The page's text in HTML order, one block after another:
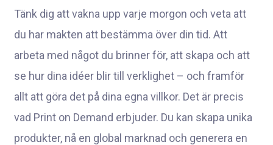
Tänk dig att vakna upp varje morgon och veta att
du har makten att bestämma över din tid. Att
arbeta med något du brinner för, att skapa och att
se hur dina idéer blir till verklighet – och framför
allt att göra det på dina egna villkor. Det är precis
vad Print on Demand erbjuder. Du kan skapa unika
produkter, nå en global marknad och generera en